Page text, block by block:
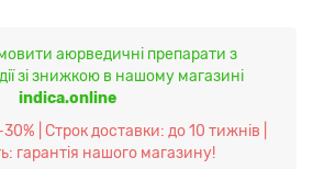
аюрведичні препарати з
зі знижкою в нашому магазині
indica.online
| Строк доставки: до 10 тижнів |
гарантія нашого магазину!